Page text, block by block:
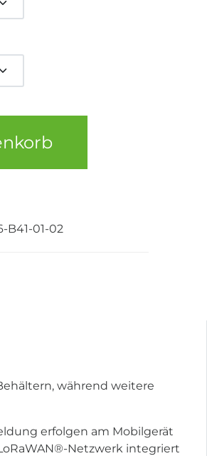
B41-01-02
während weitere
erfolgen am Mobilgerät
Netzwerk integriert